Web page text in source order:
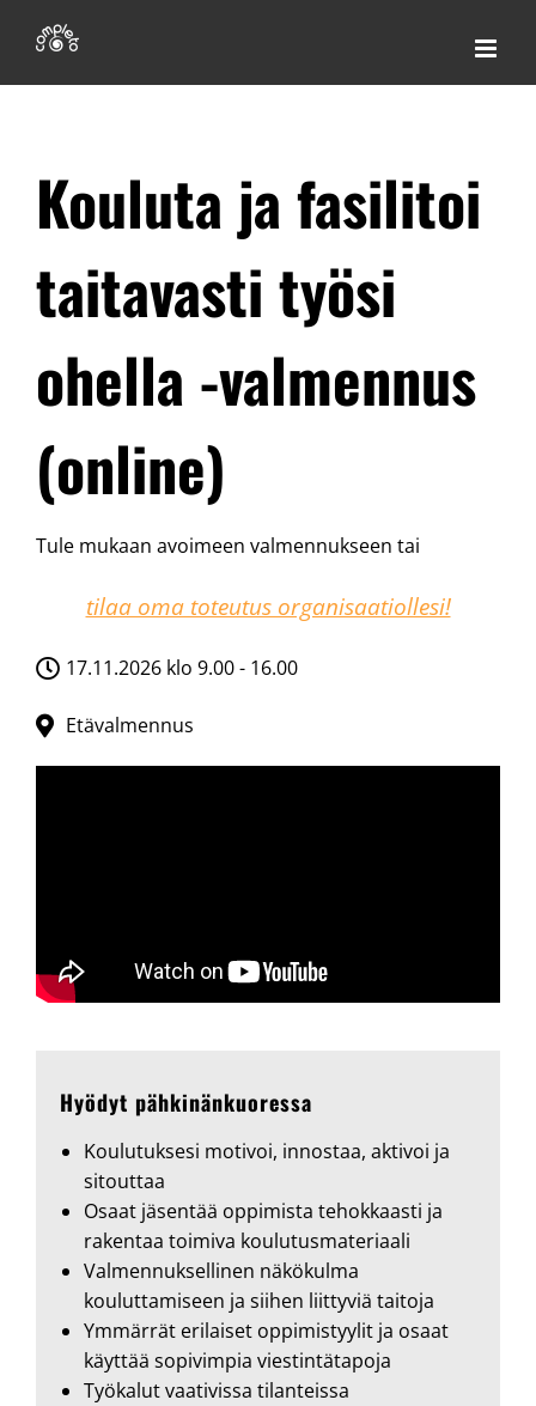
content
Kouluta ja fasilitoi
taitavasti työsi
ohella -valmennus
(online)
Tule mukaan avoimeen valmennukseen tai
tilaa oma toteutus organisaatiollesi!
17.11.2026 klo 9.00 - 16.00
Etävalmennus
Hyödyt pähkinänkuoressa
Koulutuksesi motivoi, innostaa, aktivoi ja
sitouttaa
Osaat jäsentää oppimista tehokkaasti ja
rakentaa toimiva koulutusmateriaali
Valmennuksellinen näkökulma
kouluttamiseen ja siihen liittyviä taitoja
Ymmärrät erilaiset oppimistyylit ja osaat
käyttää sopivimpia viestintätapoja
Työkalut vaativissa tilanteissa